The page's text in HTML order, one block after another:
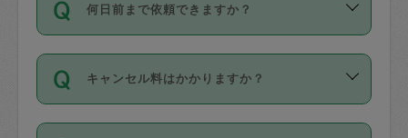
時間も被らない場合、損害保険の対象外
社員など様々なバックグラウンドの方が
登録しています。
日本語も話せる方など様々です。
確認しています。タスカジさんトレーニ
ング動画を使ったセルフトレーニングの
現場トライアルを受け、合格したタスカ
ジさんが活動されています。
を通して成立した作業時間内での作業に
適用されます。作業範囲は、掃除、洗
です。作業中に物を壊したり、人にけが
をさせたりした場合が対象で、補償金額
何日前まで依頼できますか？
ご依頼は、現在を起点に3日後（72時間
以降）の日時から受付可能となっていま
す。
キャンセル料はかかりますか？
キャンセル料には、以下の2種類がありま